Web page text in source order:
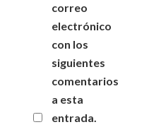
correo
electrónico
con los
siguientes
comentarios
a esta
entrada.